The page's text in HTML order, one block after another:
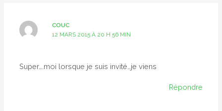
COUC
12 MARS 2015 À 20 H 56 MIN
Super….moi lorsque je suis invité…je viens
Répondre